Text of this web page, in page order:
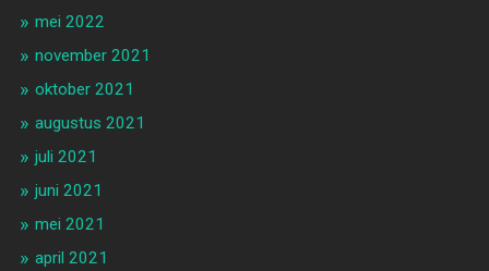
mei 2022
november 2021
oktober 2021
augustus 2021
juli 2021
juni 2021
mei 2021
april 2021